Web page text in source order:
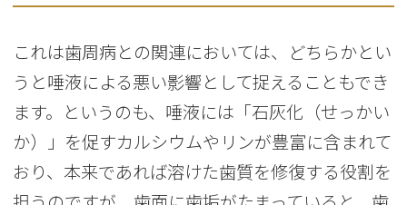
これは歯周病との関連においては、どちらかとい
うと唾液による悪い影響として捉えることもでき
ます。というのも、唾液には「石灰化（せっかい
か）」を促すカルシウムやリンが豊富に含まれて
おり、本来であれば溶けた歯質を修復する役割を